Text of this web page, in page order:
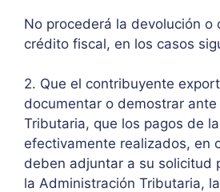
No procederá la devolución o
crédito fiscal, en los casos
2. Que el contribuyente
documentar o demostrar
Tributaria, que los pagos de
efectivamente realizados, en
deben adjuntar a su solicitud
la Administración Tributaria,